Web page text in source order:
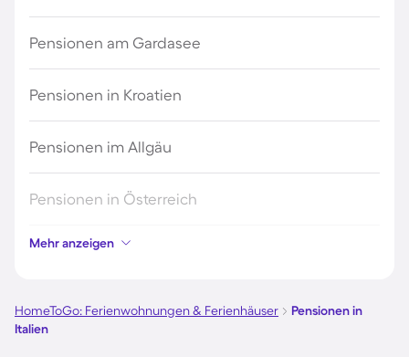
Pensionen am Gardasee
Pensionen in Kroatien
Pensionen im Allgäu
Pensionen in Österreich
Pensionen in Hamburg
Pensionen in Berlin
Mehr anzeigen
HomeToGo: Ferienwohnungen & Ferienhäuser
Pensionen in
Italien